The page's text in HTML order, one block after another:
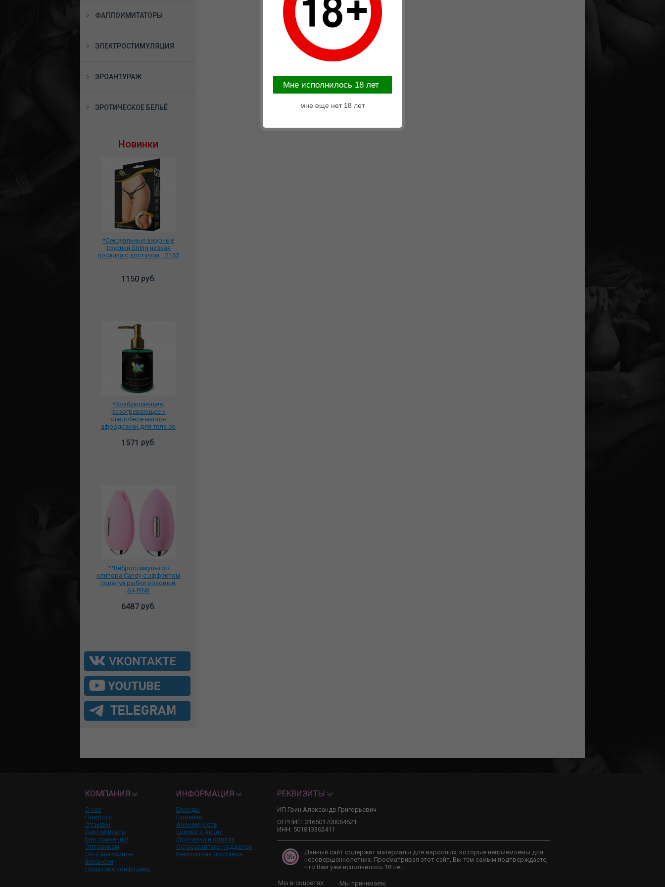
ФАЛЛОИМИТАТОРЫ
ЭЛЕКТРОСТИМУЛЯЦИЯ
ЭРОАНТУРАЖ
ЭРОТИЧЕСКОЕ БЕЛЬЁ
Новинки
*Сексуальные ажурные
трусики String низкая
посадка с доступом, , 2163
1150руб.
*Возбуждающее,
разогревающее и
съедобное масло-
афродизиак для тела со
Можжевельник, BMN-0120
1571 руб.
**Вибростимулятор
клитора Candy с эффектом
поцелуя рыбки розовый,
S4-PINK
6487руб.
КОМПАНИЯ
О нас
Новости
Отзывы
Сертификаты
Без сомнений!
Оптовикам
Сеть магазинов
Вакансии
Политика конфиденц.
ИНФОРМАЦИЯ
Бренды
Новинки
Анонимность
Скидки и Акции
Доставка и оплата
Остерегайтесь подделок
Бесплатная доставка
РЕКВИЗИТЫ
ИП Грин Александр Григорьевич
ОГРНИП: 316501700054521
ИНН: 501813362411
Данный сайт содержит материалы для взрослых, которые неприемлемы для
несовершеннолетних. Просматривая этот сайт, Вы тем самым подтверждаете,
что Вам уже исполнилось 18 лет.
Мы в соцсетях: Мы принимаем:
Mне исполнилось 18 лет
мне еще нет 18 лет